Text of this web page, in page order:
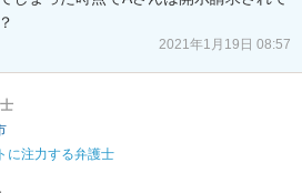
2021年1月19日 08:57
に注力する弁護士